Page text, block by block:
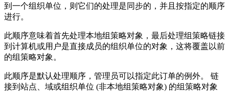
到一个组织单位，则它们的处理是同步的，并且按指定的顺序
进行。
此顺序意味着首先处理本地组策略对象，最后处理组策略链接
到计算机或用户是直接成员的组织单位的对象，这将覆盖以前
的组策略对象。
此顺序是默认处理顺序，管理员可以指定此订单的例外。 链
接到站点、域或组织单位 (非本地组策略对象) 的组策略对象